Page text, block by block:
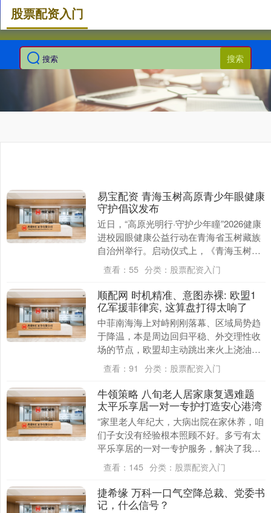
搜索
股票配资入门
易宝配资 青海玉树高原青少年眼健康
守护倡议发布
近日，“高原光明行·守护少年瞳”2026健康
进校园眼健康公益行动在青海省玉树藏族
自治州举行。启动仪式上，《青海玉树高
原青少年眼健康守护倡议》正式发布。 玉
树藏族....
查看： 55 分类： 股票配资入门
顺配网 时机精准、意图赤裸: 欧盟1
亿军援菲律宾, 这算盘打得太响了
中菲南海海上对峙刚刚落幕、区域局势趋
于降温，本是周边回归平稳、外交理性收
场的节点，欧盟却主动跳出来火上浇油，
硬生生撕开南海新裂痕。 据央视新闻等多
家媒体报道，7....
查看： 91 分类： 股票配资入门
牛领策略 八旬老人居家康复遇难题
太平乐享居一对一专护打造安心港湾
“家里老人年纪大，大病出院在家休养，咱
们子女没有经验根本照顾不好。多亏有太
平乐享居的一对一专护服务，解决了我们
的大难题！”老人独自在家不放心、大病康
复不会管，成....
查看： 145 分类： 股票配资入门
捷希缘 万科一口气空降总裁、党委书
记，什么信号？